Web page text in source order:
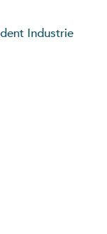
Industrie